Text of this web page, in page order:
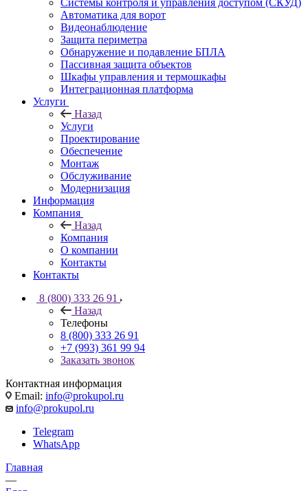
Системы контроля и управления доступом (СКУД)
Автоматика для ворот
Видеонаблюдение
Защита периметра
Обнаружение и подавление БПЛА
Пассивная защита объектов
Шкафы управления и термошкафы
Интеграционная платформа
Услуги
Назад
Услуги
Проектирование
Обеспечение
Монтаж
Обслуживание
Модернизация
Информация
Компания
Назад
Компания
О компании
Контакты
Контакты
8 (800) 333 26 91
Назад
Телефоны
8 (800) 333 26 91
+7 (993) 361 99 94
Заказать звонок
Контактная информация
Email: info@prokupol.ru
info@prokupol.ru
Telegram
WhatsApp
Главная
—